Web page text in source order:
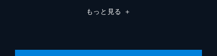
もっと見る ＋